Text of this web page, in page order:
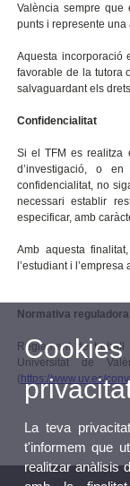
València sempre
punts i represente
Aquesta incorporació
favorable de la tutora
salvaguardant els
Confidencialitat
Si el TFM es realitza
d’investigació, o
confidencialitat, no
necessari establir
especificar, amb
Amb aquesta
l’estudiant i
Normativa reguladora
Reglament de
Universitat de
(https://www.uv.es/
La teva
t'informem que
realitzar anàlisis